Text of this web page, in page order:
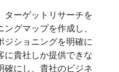
ターゲットリサーチを
グマップを作成し、
ジショニングを明確に
に貴社しか提供できな
確にし、貴社のビジネ